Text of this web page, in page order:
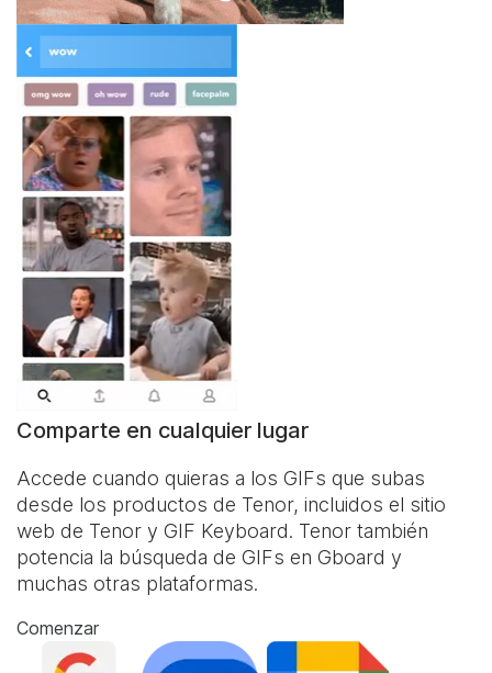
Comparte en cualquier lugar
Accede cuando quieras a los GIFs que subas
desde los productos de Tenor, incluidos el sitio
web de Tenor y GIF Keyboard. Tenor también
potencia la búsqueda de GIFs en Gboard y
muchas otras plataformas.
Comenzar